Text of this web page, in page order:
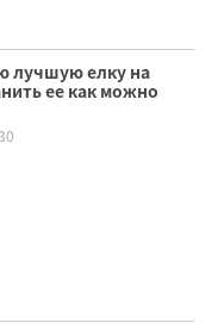
лучшую елку на
ее как можно